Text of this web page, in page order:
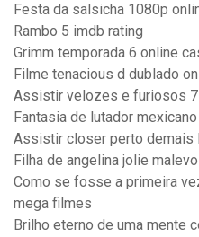
Festa da salsicha 1080p
Rambo 5 imdb rating
Grimm temporada 6 online
Filme tenacious d dublado
Assistir velozes e furiosos
Fantasia de lutador mexicano
Assistir closer perto demais
Filha de angelina jolie
Como se fosse a primeira
mega filmes
Brilho eterno de uma mente